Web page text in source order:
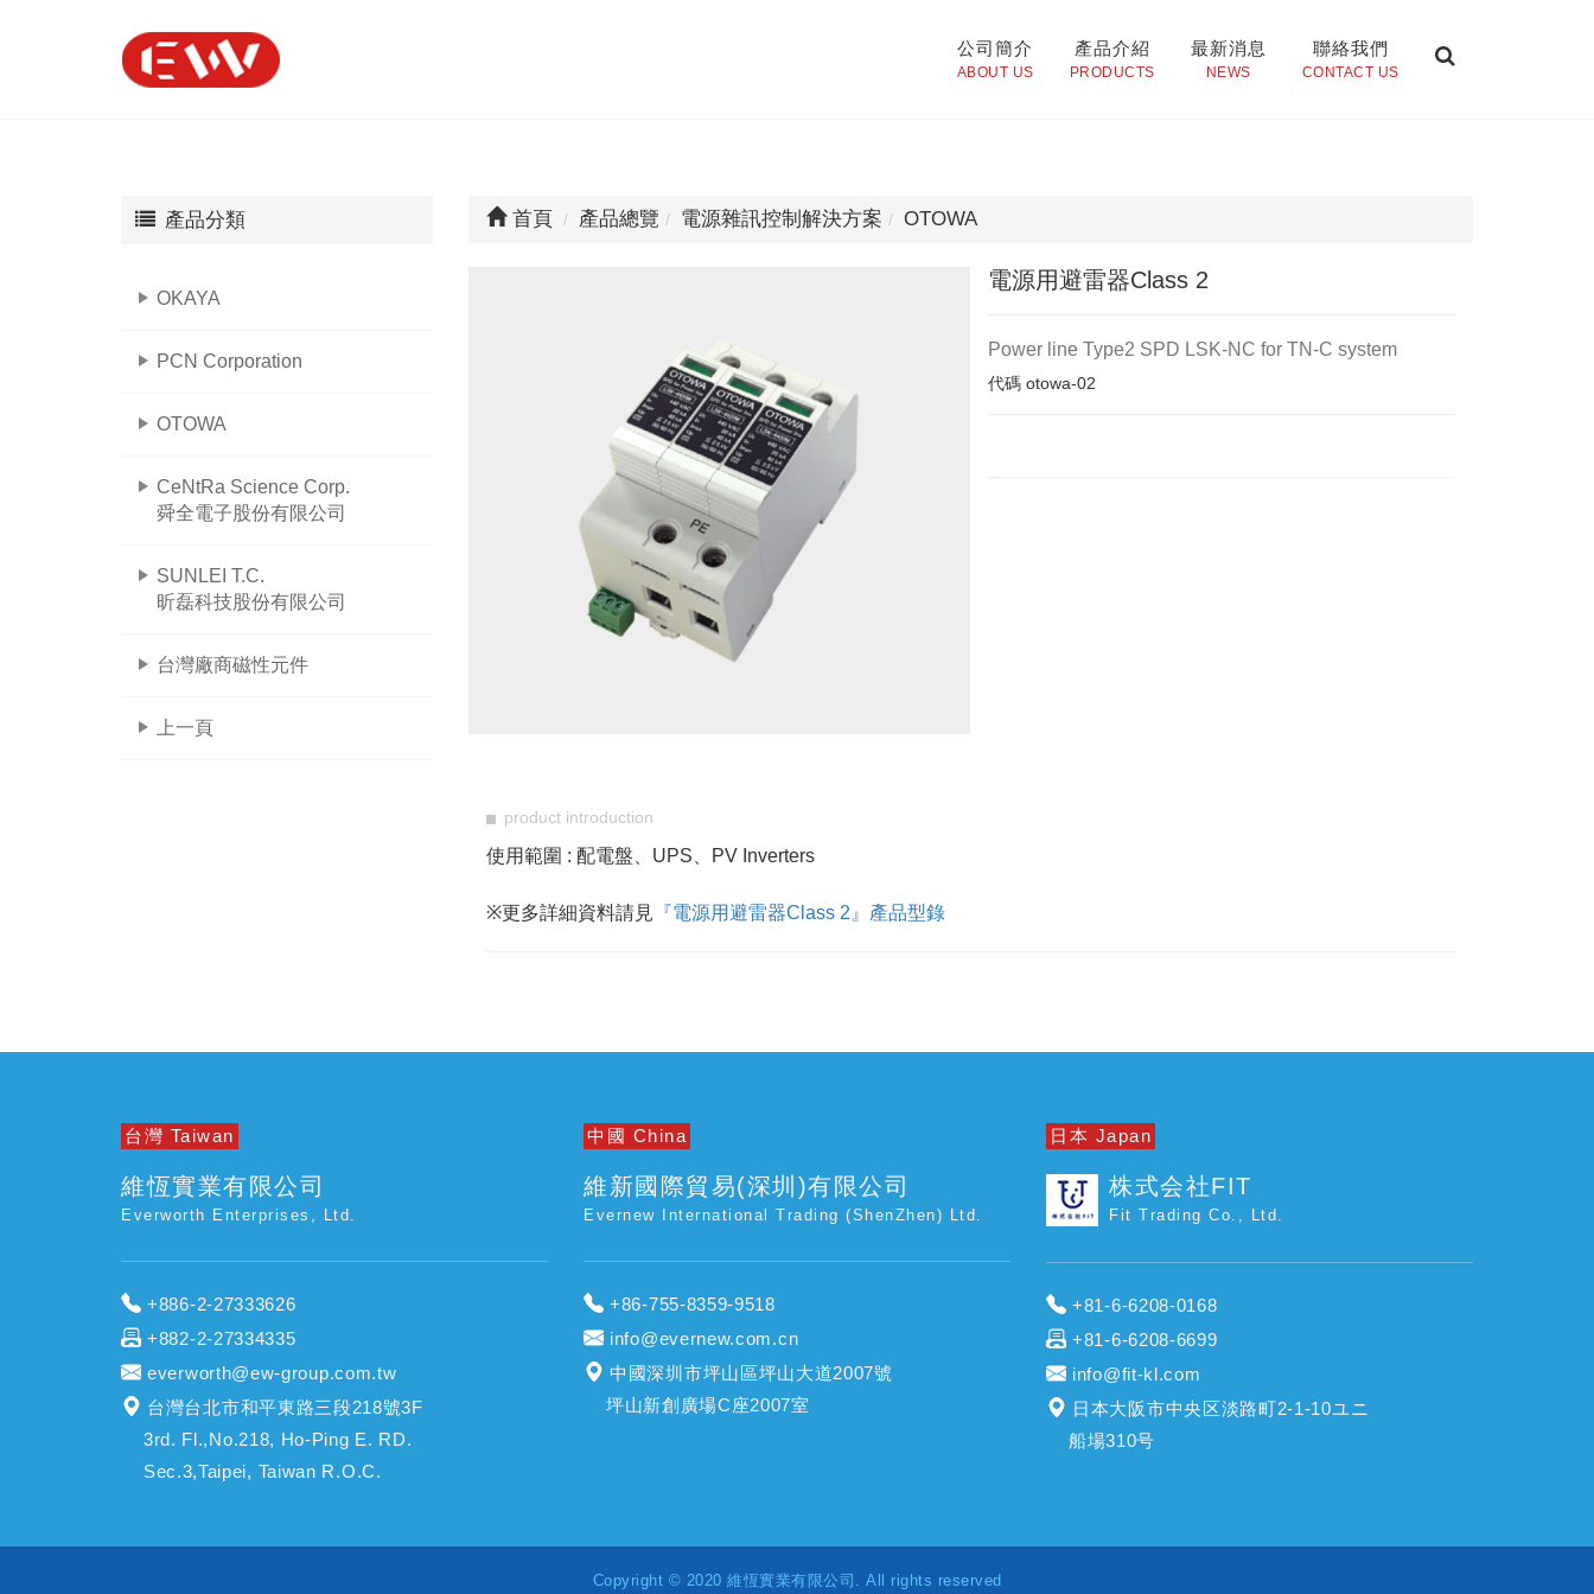
公司簡介
ABOUT US
產品介紹
PRODUCTS
最新消息
NEWS
聯絡我們
CONTACT US
產品分類
OKAYA
PCN Corporation
OTOWA
CeNtRa Science Corp.
舜全電子股份有限公司
SUNLEI T.C.
昕磊科技股份有限公司
台灣廠商磁性元件
上一頁
首頁 產品總覽 電源雜訊控制解決方案 OTOWA
電源用避雷器Class 2
Power line Type2 SPD LSK-NC for TN-C system
代碼otowa-02
product introduction
使用範圍 : 配電盤、UPS、PV Inverters
※更多詳細資料請見 『電源用避雷器Class 2』產品型錄
台灣 Taiwan
維恆實業有限公司
Everworth Enterprises, Ltd.
+886-2-27333626
+882-2-27334335
everworth@ew-group.com.tw
台灣台北市和平東路三段218號3F
3rd. Fl.,No.218, Ho-Ping E. RD.
Sec.3,Taipei, Taiwan R.O.C.
中國 China
維新國際貿易(深圳)有限公司
Evernew International Trading (ShenZhen) Ltd.
+86-755-8359-9518
info@evernew.com.cn
中國深圳市坪山區坪山大道2007號
坪山新創廣場C座2007室
日本 Japan
株式会社FIT
Fit Trading Co., Ltd.
+81-6-6208-0168
+81-6-6208-6699
info@fit-kl.com
日本大阪市中央区淡路町2-1-10ユニ
船場310号
Copyright © 2020 維恆實業有限公司. All rights reserved